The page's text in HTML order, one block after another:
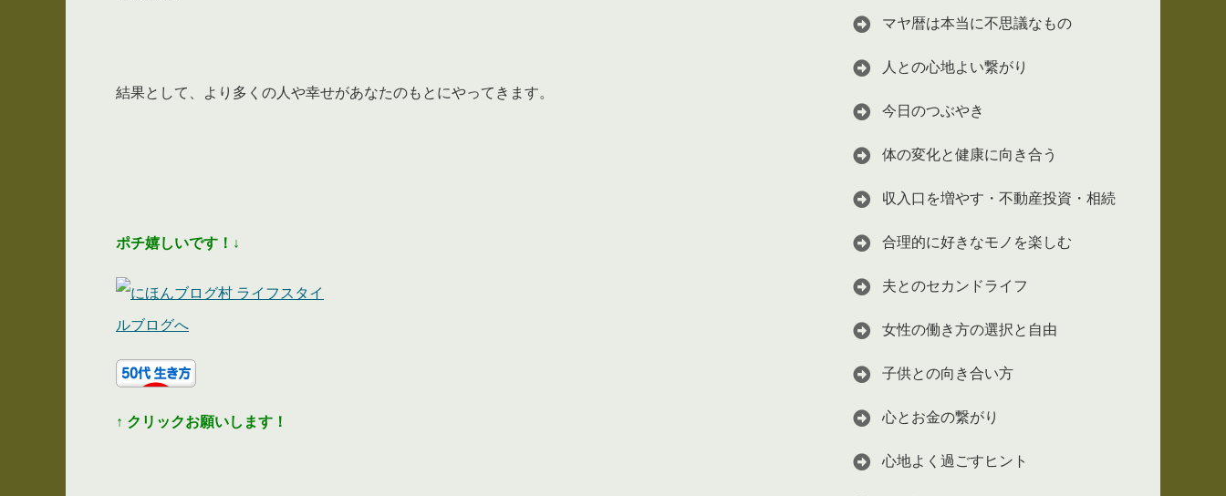
結果として、より多くの人や幸せがあなたのもとにやってきます。
ポチ嬉しいです！ ↓
↑ クリックお願いします！
マヤ暦は本当に不思議なもの
人との心地よい繋がり
今日のつぶやき
体の変化と健康に向き合う
収入口を増やす・不動産投資・相続
合理的に好きなモノを楽しむ
夫とのセカンドライフ
女性の働き方の選択と自由
子供との向き合い方
心とお金の繋がり
心地よく過ごすヒント